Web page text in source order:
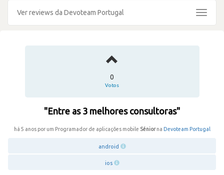
Ver reviews da Devoteam Portugal
Toggle
0
Votos
"Entre as 3 melhores consultoras"
há 5 anos por um Programador de aplicações mobile Séniorna Devoteam Portugal
android
ios